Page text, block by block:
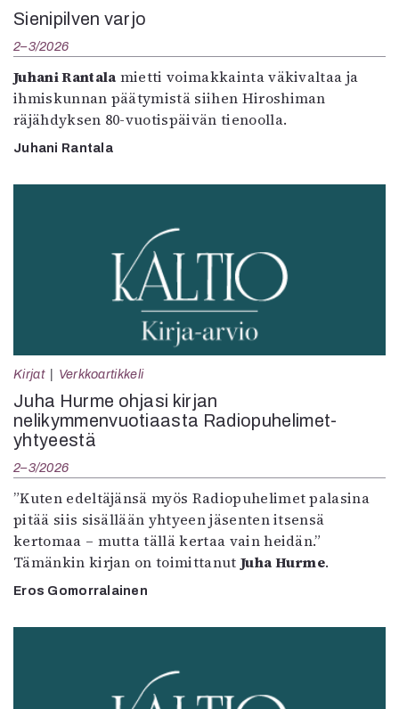
Sienipilven varjo
2–3/2026
Juhani Rantala mietti voimakkainta väkivaltaa ja
ihmiskunnan päätymistä siihen Hiroshiman
räjähdyksen 80-vuotispäivän tienoolla.
Juhani Rantala
Kirjat Verkkoartikkeli
Juha Hurme ohjasi kirjan
nelikymmenvuotiaasta Radiopuhelimet-
yhtyeestä
2–3/2026
”Kuten edeltäjänsä myös Radiopuhelimet palasina
pitää siis sisällään yhtyeen jäsenten itsensä
kertomaa – mutta tällä kertaa vain heidän.”
Tämänkin kirjan on toimittanut Juha Hurme.
Eros Gomorralainen